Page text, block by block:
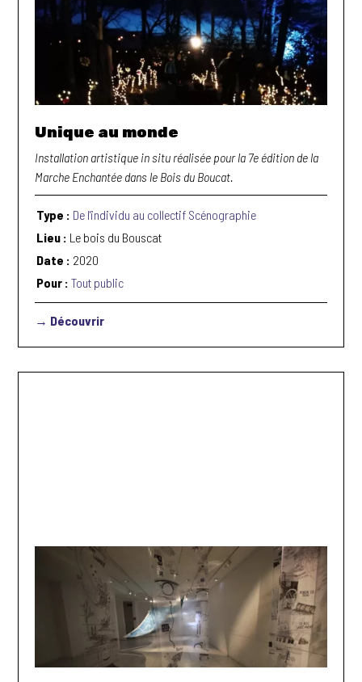
Unique au monde
Installation artistique in situ réalisée pour la 7e édition de la
Marche Enchantée dans le Bois du Boucat.
Type : De l'individu au collectif Scénographie
Lieu : Le bois du Bouscat
Date : 2020
Pour : Tout public
→ Découvrir